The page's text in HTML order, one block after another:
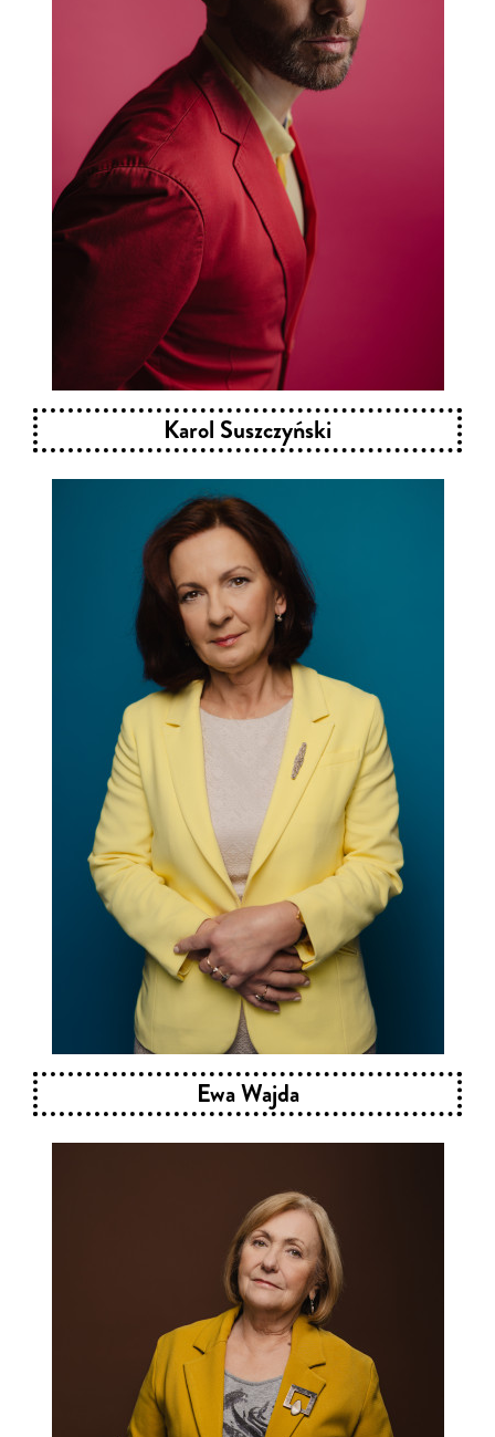
Karol Suszczyński
Ewa Wajda